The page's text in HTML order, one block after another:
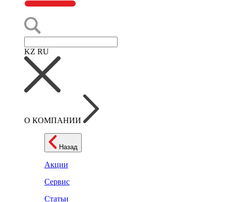
KZ RU
О КОМПАНИИ
Назад
Акции
Сервис
Статьи